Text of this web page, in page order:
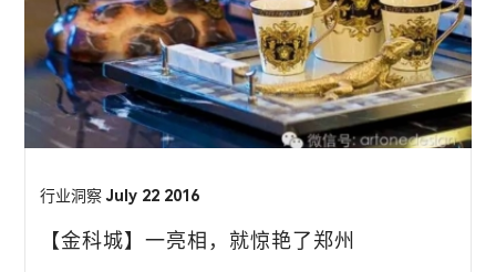
行业洞察 July 22 2016
【金科城】一亮相，就惊艳了郑州